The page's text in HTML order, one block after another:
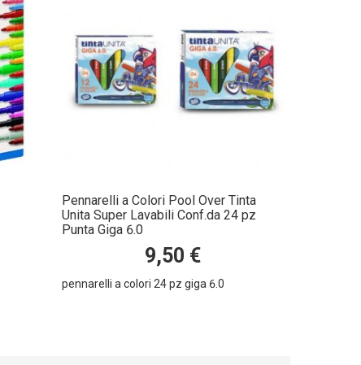
Pennarelli a Colori Pool Over Tinta
Unita Super Lavabili Conf.da 24 pz
Punta Giga 6.0
9,50 €
pennarelli a colori 24 pz giga 6.0